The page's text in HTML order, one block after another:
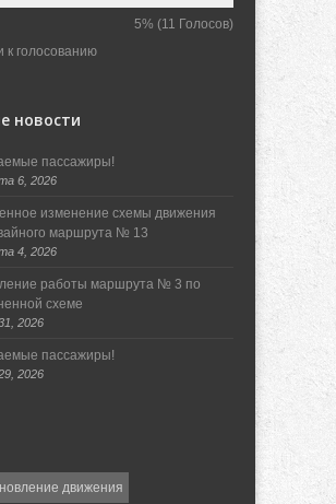
5% (11 Голосов)
к голосованию
новости
пассажиры!
6, 2026
изменение схемы движения
маршрута № 13
4, 2026
работы маршрута № 3 по
схеме
2026
пассажиры!
2026
движения